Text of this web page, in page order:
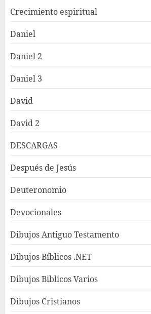
Crecimiento espiritual
Daniel
Daniel 2
Daniel 3
David
David 2
DESCARGAS
Después de Jesús
Deuteronomio
Devocionales
Dibujos Antiguo Testamento
Dibujos Bíblicos .NET
Dibujos Biblicos Varios
Dibujos Cristianos